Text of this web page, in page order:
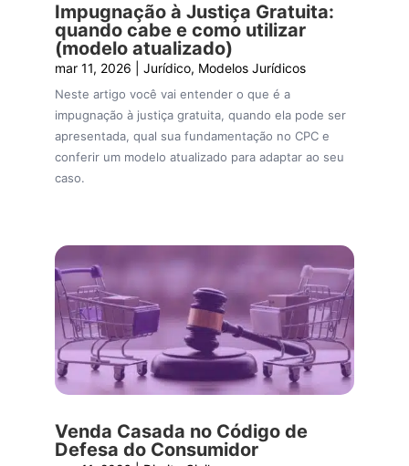
Impugnação à Justiça Gratuita:
quando cabe e como utilizar
(modelo atualizado)
mar 11, 2026 Jurídico, Modelos Jurídicos
Neste artigo você vai entender o que é a
impugnação à justiça gratuita, quando ela pode ser
apresentada, qual sua fundamentação no CPC e
conferir um modelo atualizado para adaptar ao seu
caso.
Venda Casada no Código de
Defesa do Consumidor